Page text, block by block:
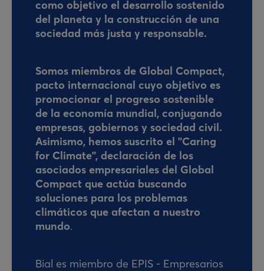
como objetivo el desarrollo sostenido
del planeta y la construcción de una
sociedad más justa y responsable.
Somos miembros de Global Compact,
pacto internacional cuyo objetivo es
promocionar el progreso sostenible
de la economía mundial, conjugando
empresas, gobiernos y sociedad civil.
Asimismo, hemos suscrito el "Caring
for Climate", declaración de los
asociados empresariales del Global
Compact que actúa buscando
soluciones para los problemas
climáticos que afectan a nuestro
mundo.
Bial es miembro de EPIS - Empresarios